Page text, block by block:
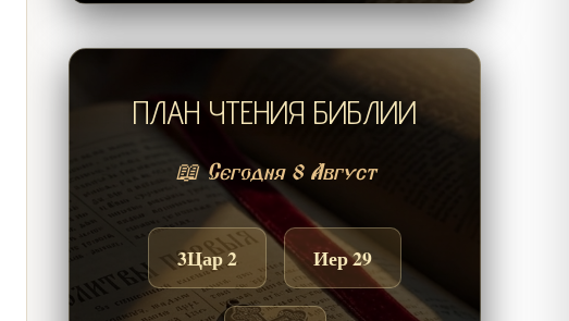
ПЛАН ЧТЕНИЯ БИБЛИИ
📖 Сегодня 8 Август
3Цар 2 Иер 29